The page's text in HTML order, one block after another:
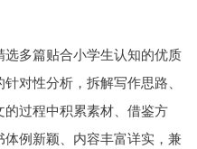
多篇贴合小学生认知的优质
对性分析，拆解写作思路、
过程中积累素材、借鉴方
例新颖、内容丰富详实，兼